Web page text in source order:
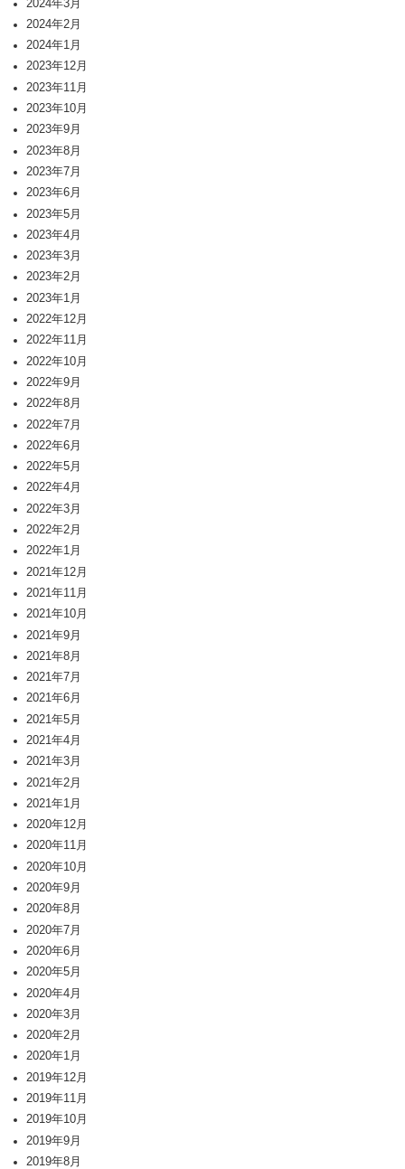
2024年3月
2024年2月
2024年1月
2023年12月
2023年11月
2023年10月
2023年9月
2023年8月
2023年7月
2023年6月
2023年5月
2023年4月
2023年3月
2023年2月
2023年1月
2022年12月
2022年11月
2022年10月
2022年9月
2022年8月
2022年7月
2022年6月
2022年5月
2022年4月
2022年3月
2022年2月
2022年1月
2021年12月
2021年11月
2021年10月
2021年9月
2021年8月
2021年7月
2021年6月
2021年5月
2021年4月
2021年3月
2021年2月
2021年1月
2020年12月
2020年11月
2020年10月
2020年9月
2020年8月
2020年7月
2020年6月
2020年5月
2020年4月
2020年3月
2020年2月
2020年1月
2019年12月
2019年11月
2019年10月
2019年9月
2019年8月